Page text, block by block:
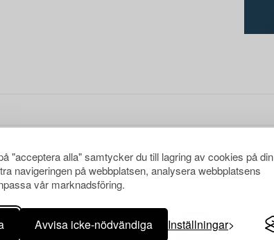
"acceptera alla" samtycker du till lagring av cookies på din
navigeringen på webbplatsen, analysera webbplatsens
vår marknadsföring.
Avvisa icke-nödvändiga Inställningar